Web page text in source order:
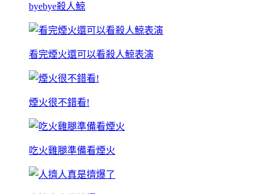
byebye殺人鯨
看完煙火還可以看殺人鯨表演
煙火很不錯看!
吃火雞腿準備看煙火